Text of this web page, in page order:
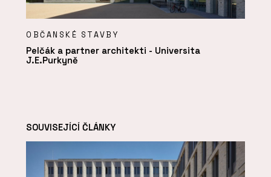
OBČANSKÉ STAVBY
Pelčák a partner architekti - Universita
J.E.Purkyně
SOUVISEJÍCÍ ČLÁNKY